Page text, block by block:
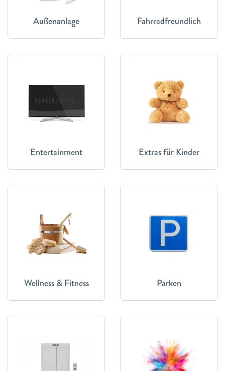
Außenanlage Fahrradfreundlich
Entertainment Extras für Kinder
Wellness & Fitness Parken